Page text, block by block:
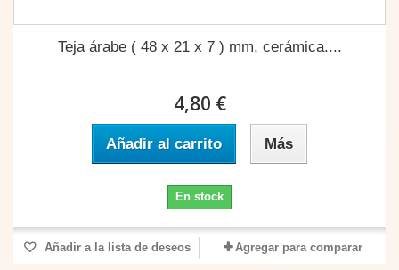
Teja árabe ( 48 x 21 x 7 ) mm, cerámica....
4,80 €
Añadir al carrito Más
En stock
Añadir a la lista de deseos Agregar para comparar